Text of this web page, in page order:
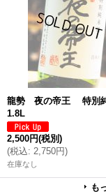
龍勢 夜の帝王 特別
1.8L
2,500円(税別)
(税込: 2,750円)
在庫なし
も